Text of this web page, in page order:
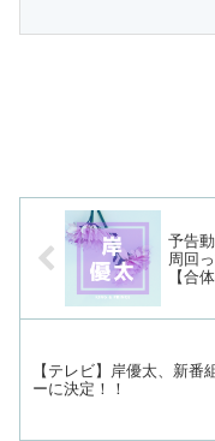
予告
周回
【合
【テレビ】岸優太、新番
ーに決定！！